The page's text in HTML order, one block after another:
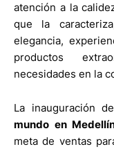
atención a la
que la
elegancia,
productos
necesidades en la
La inauguración
mundo en
meta de ventas